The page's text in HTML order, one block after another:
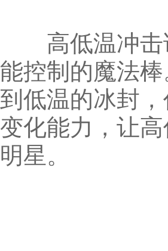
高低温冲击试
能控制的魔法
到低温的冰封
变化能力，让
明星。